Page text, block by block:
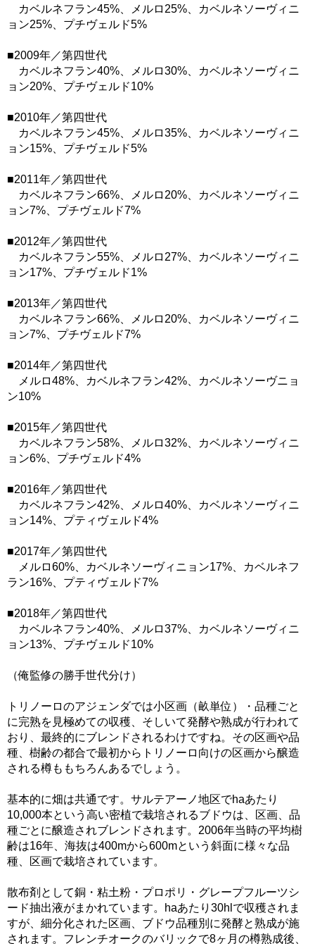
カベルネフラン45%、メルロ25%、カベルネソーヴィニ
ョン25%、プチヴェルド5%
■2009年／第四世代
カベルネフラン40%、メルロ30%、カベルネソーヴィニ
ョン20%、プチヴェルド10%
■2010年／第四世代
カベルネフラン45%、メルロ35%、カベルネソーヴィニ
ョン15%、プチヴェルド5%
■2011年／第四世代
カベルネフラン66%、メルロ20%、カベルネソーヴィニ
ョン7%、プチヴェルド7%
■2012年／第四世代
カベルネフラン55%、メルロ27%、カベルネソーヴィニ
ョン17%、プチヴェルド1%
■2013年／第四世代
カベルネフラン66%、メルロ20%、カベルネソーヴィニ
ョン7%、プチヴェルド7%
■2014年／第四世代
メルロ48%、カベルネフラン42%、カベルネソーヴニョ
ン10%
■2015年／第四世代
カベルネフラン58%、メルロ32%、カベルネソーヴィニ
ョン6%、プチヴェルド4%
■2016年／第四世代
カベルネフラン42%、メルロ40%、カベルネソーヴィニ
ョン14%、プティヴェルド4%
■2017年／第四世代
メルロ60%、カベルネソーヴィニョン17%、カベルネフ
ラン16%、プティヴェルド7%
■2018年／第四世代
カベルネフラン40%、メルロ37%、カベルネソーヴィニ
ョン13%、プチヴェルド10%
（俺監修の勝手世代分け）
トリノーロのアジェンダでは小区画（畝単位）・品種ごと
に完熟を見極めての収穫、そしいて発酵や熟成が行われて
おり、最終的にブレンドされるわけですね。その区画や品
種、樹齢の都合で最初からトリノーロ向けの区画から醸造
される樽ももちろんあるでしょう。
基本的に畑は共通です。サルテアーノ地区でhaあたり
10,000本という高い密植で栽培されるブドウは、区画、品
種ごとに醸造されブレンドされます。2006年当時の平均樹
齢は16年、海抜は400mから600mという斜面に様々な品
種、区画で栽培されています。
散布剤として銅・粘土粉・プロポリ・グレープフルーツシ
ード抽出液がまかれています。haあたり30hlで収穫されま
すが、細分化された区画、ブドウ品種別に発酵と熟成が施
されます。フレンチオークのバリックで8ヶ月の樽熟成後、